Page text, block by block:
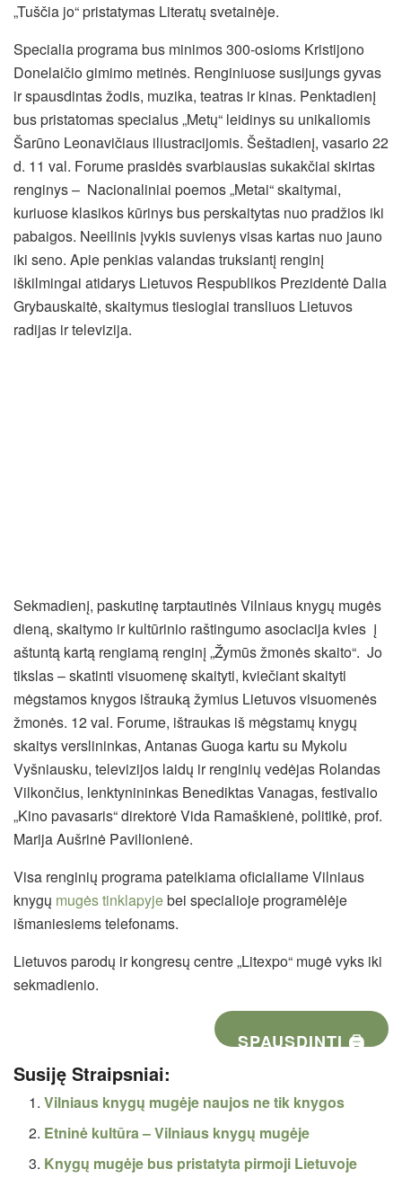
„Tuščia jo“ pristatymas Literatų svetainėje.
Specialia programa bus minimos 300-osioms Kristijono
Donelaičio gimimo metinės. Renginiuose susijungs gyvas
ir spausdintas žodis, muzika, teatras ir kinas. Penktadienį
bus pristatomas specialus „Metų“ leidinys su unikaliomis
Šarūno Leonavičiaus iliustracijomis. Šeštadienį, vasario 22
d. 11 val. Forume prasidės svarbiausias sukakčiai skirtas
renginys – Nacionaliniai poemos „Metai“ skaitymai,
kuriuose klasikos kūrinys bus perskaitytas nuo pradžios iki
pabaigos. Neeilinis įvykis suvienys visas kartas nuo jauno
iki seno. Apie penkias valandas truksiantį renginį
iškilmingai atidarys Lietuvos Respublikos Prezidentė Dalia
Grybauskaitė, skaitymus tiesiogiai transliuos Lietuvos
radijas ir televizija.
Sekmadienį, paskutinę tarptautinės Vilniaus knygų mugės
dieną, skaitymo ir kultūrinio raštingumo asociacija kvies į
aštuntą kartą rengiamą renginį „Žymūs žmonės skaito“. Jo
tikslas – skatinti visuomenę skaityti, kviečiant skaityti
mėgstamos knygos ištrauką žymius Lietuvos visuomenės
žmonės. 12 val. Forume, ištraukas iš mėgstamų knygų
skaitys verslininkas, Antanas Guoga kartu su Mykolu
Vyšniausku, televizijos laidų ir renginių vedėjas Rolandas
Vilkončius, lenktynininkas Benediktas Vanagas, festivalio
„Kino pavasaris“ direktorė Vida Ramaškienė, politikė, prof.
Marija Aušrinė Pavilionienė.
Visa renginių programa pateikiama oficialiame Vilniaus
knygų mugės tinklapyjebei specialioje programėlėje
išmaniesiems telefonams.
Lietuvos parodų ir kongresų centre „Litexpo“ mugė vyks iki
sekmadienio.
SPAUSDINTI 🖨
Susiję Straipsniai:
Vilniaus knygų mugėje naujos ne tik knygos
Etninė kultūra – Vilniaus knygų mugėje
Knygų mugėje bus pristatyta pirmoji Lietuvoje